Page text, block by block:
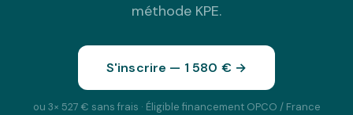
méthode KPE.
S'inscrire — 1 580 € →
ou 3× 527 € sans frais · Éligible financement OPCO / France